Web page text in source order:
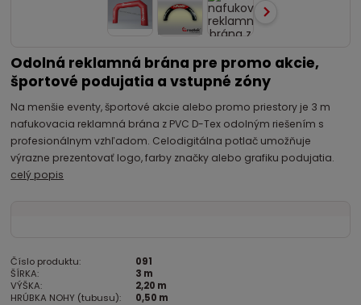
Odolná reklamná brána pre promo akcie,
športové podujatia a vstupné zóny
Na menšie eventy, športové akcie alebo promo priestory je 3 m
nafukovacia reklamná brána z PVC D-Tex odolným riešením s
profesionálnym vzhľadom. Celodigitálna potlač umožňuje
výrazne prezentovať logo, farby značky alebo grafiku podujatia.
celý popis
Číslo produktu:
091
ŠÍRKA:
3 m
VÝŠKA:
2,20 m
HRÚBKA NOHY (tubusu):
0,50 m